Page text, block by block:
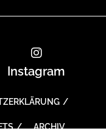
Instagram
ARCHIV